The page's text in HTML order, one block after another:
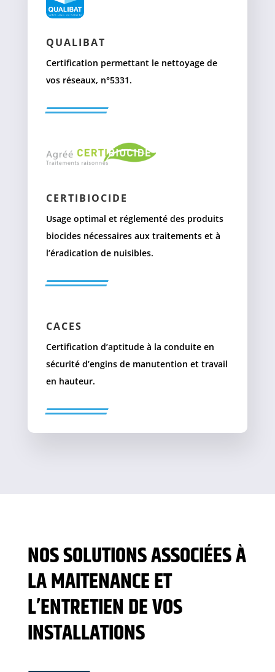
QUALIBAT
Certification permettant le nettoyage de
vos réseaux, n°5331.
CERTIBIOCIDE
Usage optimal et réglementé des produits
biocides nécessaires aux traitements et à
l’éradication de nuisibles.
CACES
Certification d’aptitude à la conduite en
sécurité d’engins de manutention et travail
en hauteur.
NOS SOLUTIONS ASSOCIÉES À
LA MAITENANCE ET
L’ENTRETIEN DE VOS
INSTALLATIONS